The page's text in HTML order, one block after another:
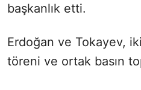
başkanlık etti.
Erdoğan ve Tokayev,
töreni ve ortak basın